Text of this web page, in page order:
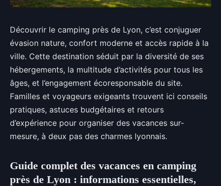
Découvrir le camping près de Lyon, c’est conjuguer
évasion nature, confort moderne et accès rapide à la
ville. Cette destination séduit par la diversité de ses
hébergements, la multitude d’activités pour tous les
âges, et l’engagement écoresponsable du site.
Familles et voyageurs exigeants trouvent ici conseils
pratiques, astuces budgétaires et retours
d’expérience pour organiser des vacances sur-
mesure, à deux pas des charmes lyonnais.
Guide complet des vacances en camping
près de Lyon : informations essentielles,